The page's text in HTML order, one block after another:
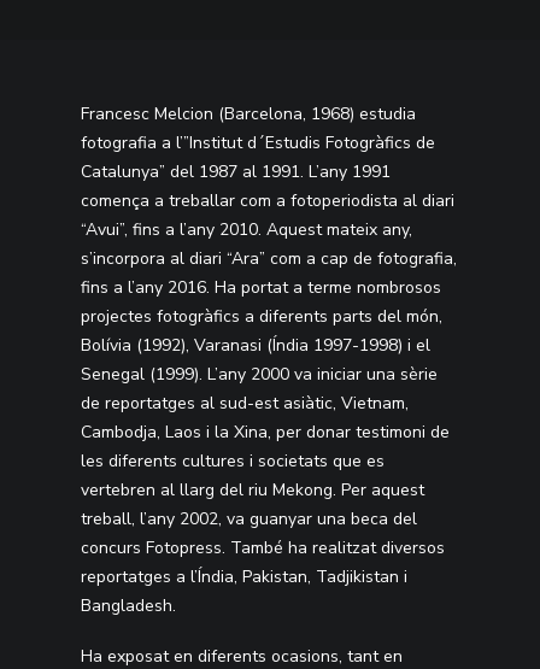
Francesc Melcion (Barcelona, 1968) estudia
fotografia a l’”Institut d´Estudis Fotogràfics de
Catalunya” del 1987 al 1991. L’any 1991
comença a treballar com a fotoperiodista al diari
“Avui”, fins a l’any 2010. Aquest mateix any,
s’incorpora al diari “Ara” com a cap de fotografia,
fins a l’any 2016. Ha portat a terme nombrosos
projectes fotogràfics a diferents parts del món,
Bolívia (1992), Varanasi (Índia 1997-1998) i el
Senegal (1999). L’any 2000 va iniciar una sèrie
de reportatges al sud-est asiàtic, Vietnam,
Cambodja, Laos i la Xina, per donar testimoni de
les diferents cultures i societats que es
vertebren al llarg del riu Mekong. Per aquest
treball, l’any 2002, va guanyar una beca del
concurs Fotopress. També ha realitzat diversos
reportatges a l’Índia, Pakistan, Tadjikistan i
Bangladesh.
Ha exposat en diferents ocasions, tant en